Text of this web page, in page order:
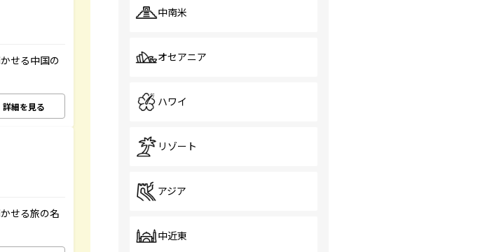
せる中国の
詳細を見る
せる旅の名
中南米
オセアニア
ハワイ
リゾート
アジア
中近東